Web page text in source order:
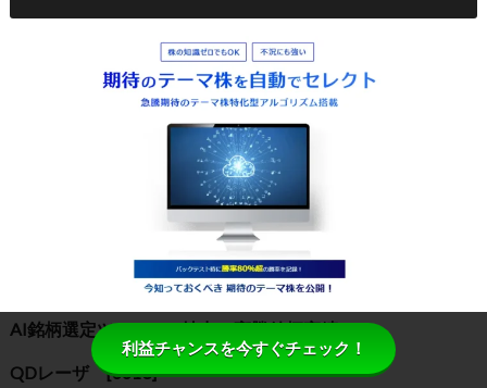
AI銘柄選定ツールIFの抽出・高騰銘柄実績
QDレーザ [6613]
利益チャンスを今すぐチェック！